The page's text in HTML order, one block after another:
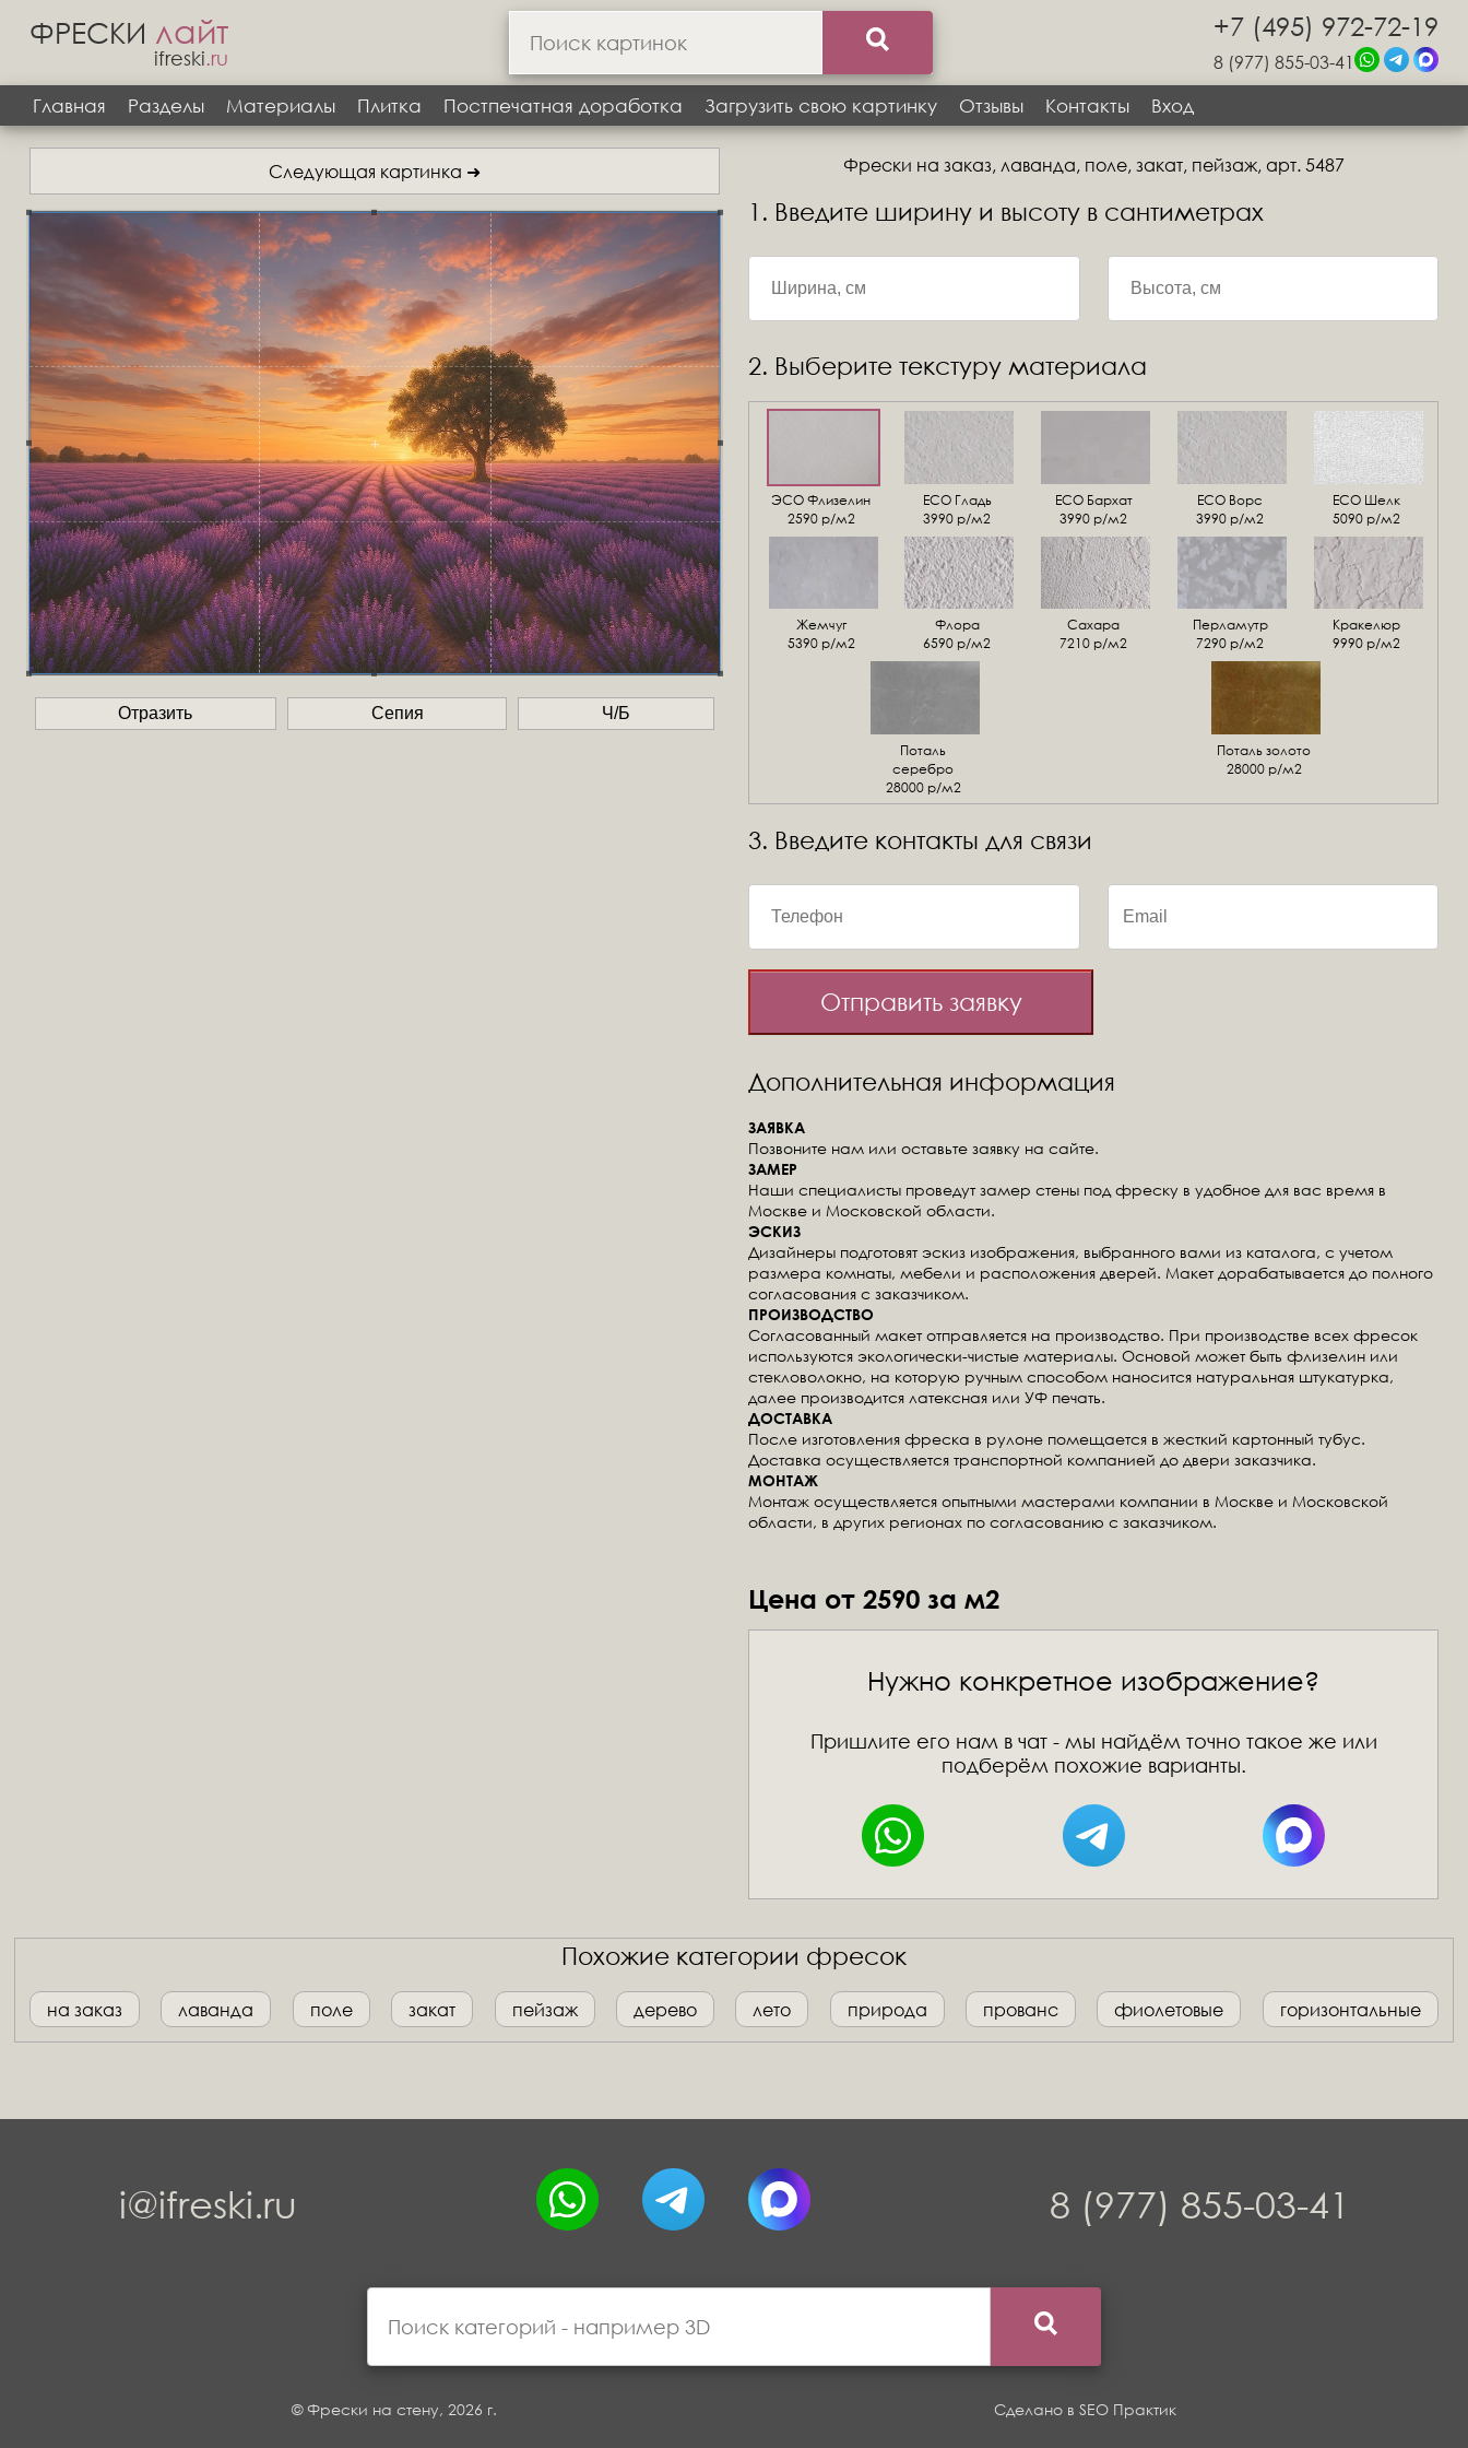
ФРЕСКИ лайт
ifreski.ru
+7 (495) 972-72-19
8 (977) 855-03-41
Главная
Разделы Материалы Плитка Постпечатная доработка Загрузить свою картинку Отзывы Контакты Вход
Следующая картинка ➜
Отразить Сепия Ч/Б
Фрески на заказ, лаванда, поле, закат, пейзаж, арт. 5487
1. Введите ширину и высоту в сантиметрах
2. Выберите текстуру материала
ЭСО Флизелин
2590 р/м2
ЕСО Гладь
3990 р/м2
ECO Бархат
3990 р/м2
ЕСО Ворс
3990 р/м2
ЕСО Шелк
5090 р/м2
Жемчуг
5390 р/м2
Флора
6590 р/м2
Сахара
7210 р/м2
Перламутр
7290 р/м2
Кракелюр
9990 р/м2
Поталь
серебро
28000 р/м2
Поталь золото
28000 р/м2
3. Введите контакты для связи
Отправить заявку
Дополнительная информация
ЗАЯВКА
Позвоните нам или оставьте заявку на сайте.
ЗАМЕР
Наши специалисты проведут замер стены под фреску в удобное для вас время в
Москве и Московской области.
ЭСКИЗ
Дизайнеры подготовят эскиз изображения, выбранного вами из каталога, с учетом
размера комнаты, мебели и расположения дверей. Макет дорабатывается до полного
согласования с заказчиком.
ПРОИЗВОДСТВО
Согласованный макет отправляется на производство. При производстве всех фресок
используются экологически-чистые материалы. Основой может быть флизелин или
стекловолокно, на которую ручным способом наносится натуральная штукатурка,
далее производится латексная или УФ печать.
ДОСТАВКА
После изготовления фреска в рулоне помещается в жесткий картонный тубус.
Доставка осуществляется транспортной компанией до двери заказчика.
МОНТАЖ
Монтаж осуществляется опытными мастерами компании в Москве и Московской
области, в других регионах по согласованию с заказчиком.
Цена от 2590 за м2
Нужно конкретное изображение?
Пришлите его нам в чат - мы найдём точно такое же или
подберём похожие варианты.
Похожие категории фресок
на заказ лаванда поле закат пейзаж дерево лето природа прованс фиолетовые горизонтальные
i@ifreski.ru 8 (977) 855-03-41
© Фрески на стену, 2026 г. Сделано в SEO Практик